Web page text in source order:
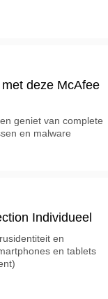
deze McAfee
geniet van complete
en malware
Individueel
en
en tablets